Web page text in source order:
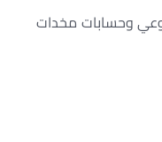
وحسابات مخدات